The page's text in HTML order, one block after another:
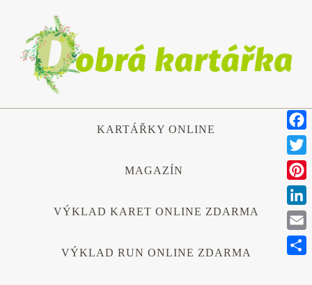
obsah
KARTÁŘKY ONLINE
MAGAZÍN
VÝKLAD KARET ONLINE ZDARMA
VÝKLAD RUN ONLINE ZDARMA